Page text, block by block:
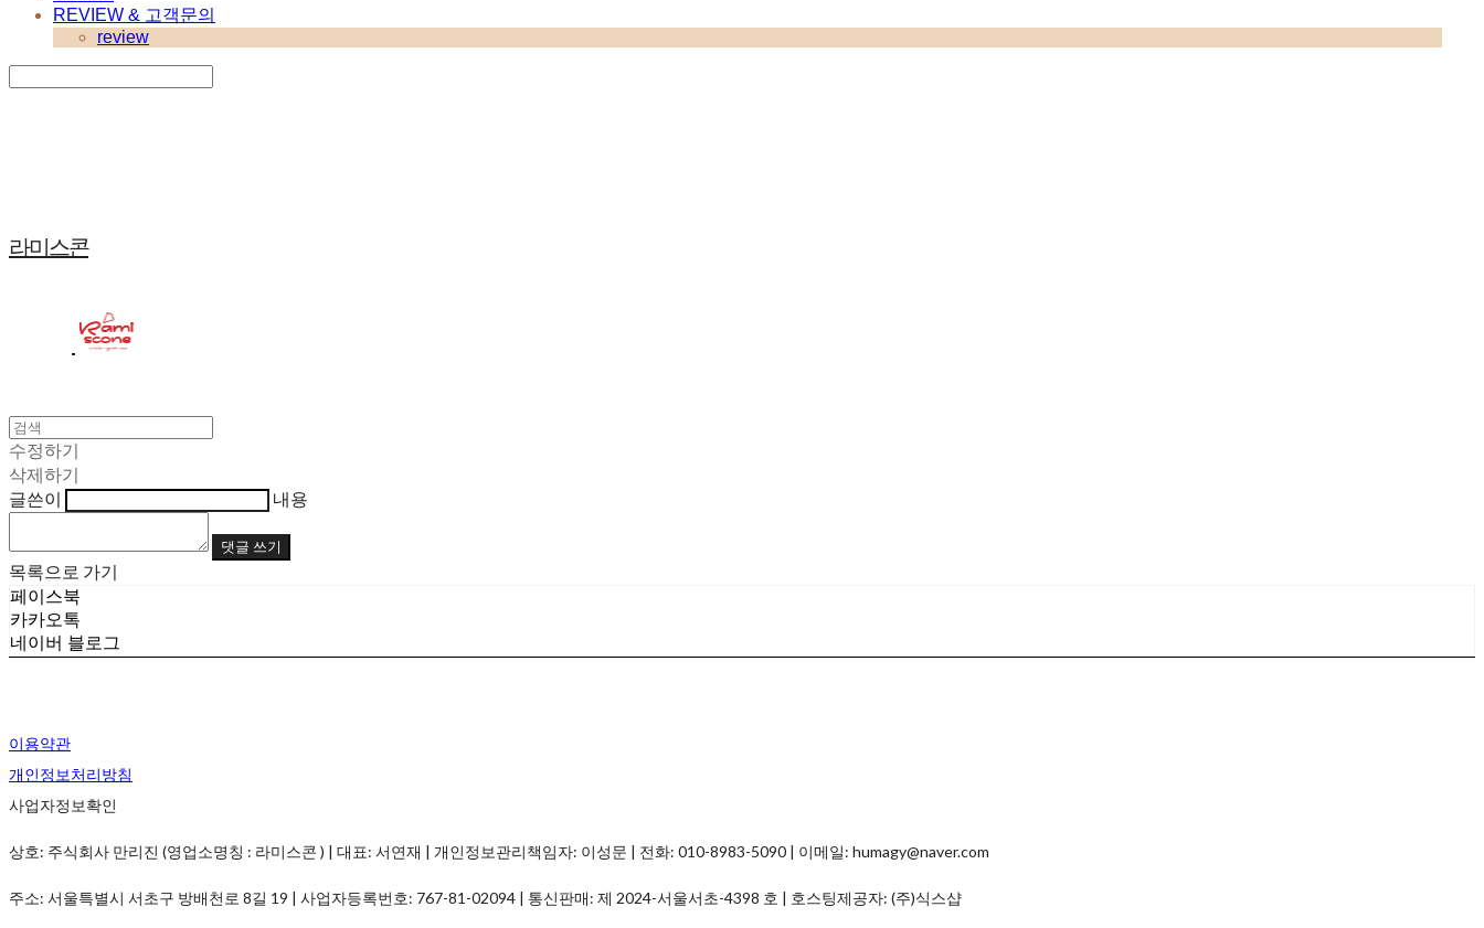
REVIEW & 고객문의
review
라미스콘
수정하기
삭제하기
글쓴이
내용
댓글 쓰기
목록으로 가기
페이스북
카카오톡
네이버 블로그
이용약관
개인정보처리방침
사업자정보확인
상호: 주식회사 만리진 (영업소명칭 : 라미스콘 ) | 대표: 서연재 | 개인정보관리책임자: 이성문 | 전화: 010-8983-5090 | 이메일: humagy@naver.com
주소: 서울특별시 서초구 방배천로 8길 19 | 사업자등록번호: 767-81-02094 | 통신판매: 제 2024-서울서초-4398 호 | 호스팅제공자: (주)식스샵